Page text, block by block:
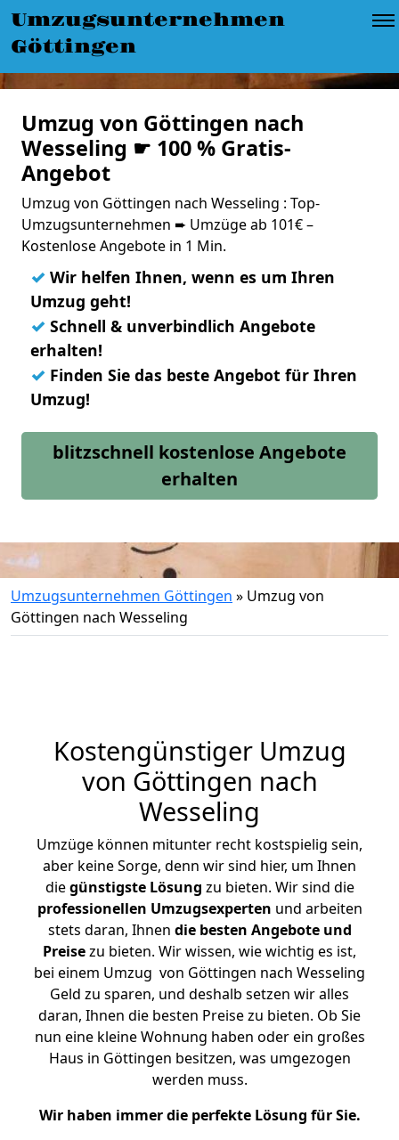
Umzugsunternehmen
Göttingen
Umzug von Göttingen nach
Wesseling ☛ 100 % Gratis-
Angebot
Umzug von Göttingen nach Wesseling : Top-
Umzugsunternehmen ➨ Umzüge ab 101€ –
Kostenlose Angebote in 1 Min.
✓ Wir helfen Ihnen, wenn es um Ihren
Umzug geht!
✓ Schnell & unverbindlich Angebote
erhalten!
✓ Finden Sie das beste Angebot für Ihren
Umzug!
blitzschnell kostenlose Angebote
erhalten
Umzugsunternehmen Göttingen » Umzug von
Göttingen nach Wesseling
Kostengünstiger Umzug
von Göttingen nach
Wesseling
Umzüge können mitunter recht kostspielig sein,
aber keine Sorge, denn wir sind hier, um Ihnen
diegünstigste Lösung zu bieten. Wir sind die
professionellen Umzugsexperten und arbeiten
stets daran, Ihnen die besten Angebote und
Preisezu bieten. Wir wissen, wie wichtig es ist,
bei einem Umzug von Göttingen nach Wesseling
Geld zu sparen, und deshalb setzen wir alles
daran, Ihnen die besten Preise zu bieten. Ob Sie
nun eine kleine Wohnung haben oder ein großes
Haus in Göttingen besitzen, was umgezogen
werden muss.
Wir haben immer die perfekte Lösung für Sie.